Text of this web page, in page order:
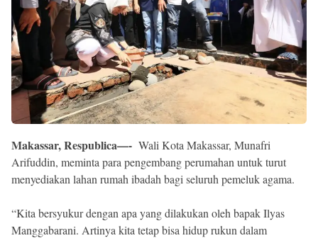
Makassar, Respublica—- Wali Kota Makassar, Munafri
Arifuddin, meminta para pengembang perumahan untuk turut
menyediakan lahan rumah ibadah bagi seluruh pemeluk agama.
“Kita bersyukur dengan apa yang dilakukan oleh bapak Ilyas
Manggabarani. Artinya kita tetap bisa hidup rukun dalam